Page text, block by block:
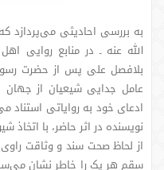
به بررسی احادیثی می‌پردازد
الله عنه ـ در منابع
بلافصل علی پس از حضرت
عامل جدایی شیعیان از جهان
ادعای خود به روایاتی استناد
نویسنده در اثر حاضر، با اتخاذ
از لحاظ صحت سند و وثاقت
سقم هر یک را خاطر نشان